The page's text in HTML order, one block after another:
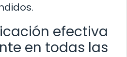
efectiva
en todas las